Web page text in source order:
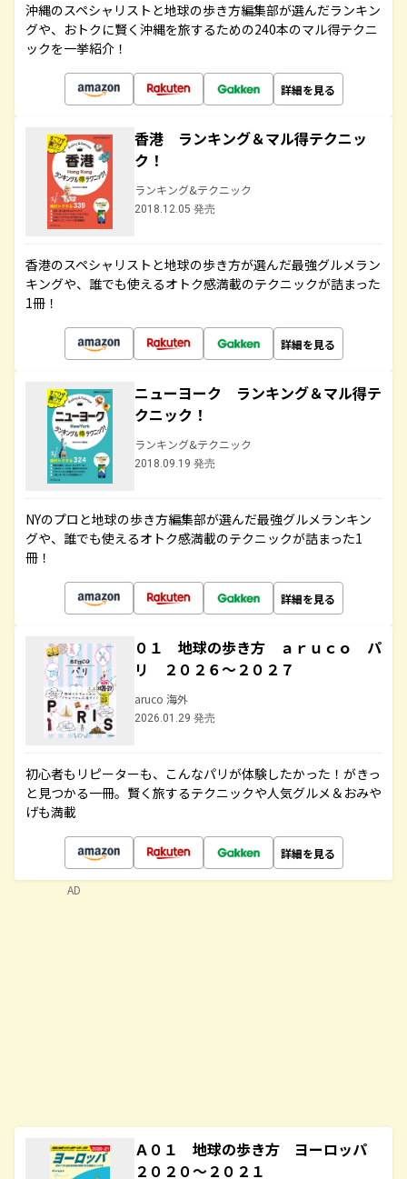
沖縄のスペシャリストと地球の歩き方編集部が選んだランキン
グや、おトクに賢く沖縄を旅するための240本のマル得テクニ
ックを一挙紹介！
詳細を見る
香港 ランキング＆マル得テクニッ
ク！
ランキング&テクニック
2018.12.05 発売
香港のスペシャリストと地球の歩き方が選んだ最強グルメラン
キングや、誰でも使えるオトク感満載のテクニックが詰まった
1冊！
詳細を見る
ニューヨーク ランキング＆マル得テ
クニック！
ランキング&テクニック
2018.09.19 発売
NYのプロと地球の歩き方編集部が選んだ最強グルメランキン
グや、誰でも使えるオトク感満載のテクニックが詰まった1
冊！
詳細を見る
０１ 地球の歩き方 ａｒｕｃｏ パ
リ ２０２６～２０２７
aruco 海外
2026.01.29 発売
初心者もリピーターも、こんなパリが体験したかった！がきっ
と見つかる一冊。賢く旅するテクニックや人気グルメ＆おみや
げも満載
詳細を見る
Ａ０１ 地球の歩き方 ヨーロッパ
２０２０～２０２１
AD